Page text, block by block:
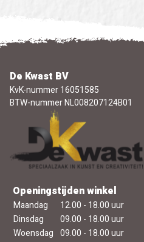
De Kwast BV
KvK-nummer 16051585
BTW-nummer NL008207124B01
Openingstijden winkel
Maandag
12.00 - 18.00 uur
Dinsdag
09.00 - 18.00 uur
Woensdag 09.00 - 18.00 uur